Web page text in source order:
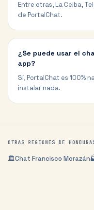
Entre otras, La Ceiba,
de PortalChat.
¿Se puede usar el
app?
Sí, PortalChat es 100%
instalar nada.
OTRAS REGIONES DE
🏛️Chat Francisco Morazán